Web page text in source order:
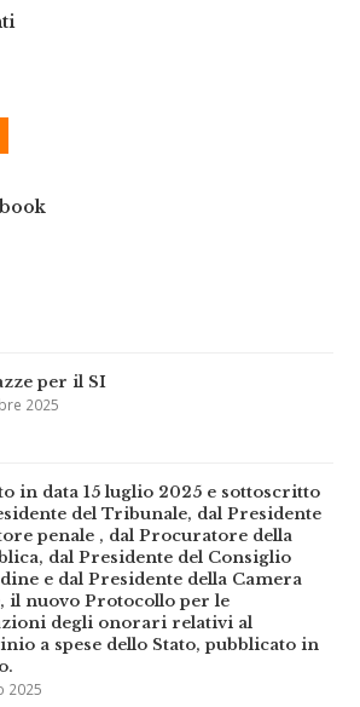
per il SI
2025
in data 15 luglio 2025 e sottoscritto
del Tribunale, dal Presidente
penale , dal Procuratore della
dal Presidente del Consiglio
e dal Presidente della Camera
il nuovo Protocollo per le
degli onorari relativi al
a spese dello Stato, pubblicato in
2025